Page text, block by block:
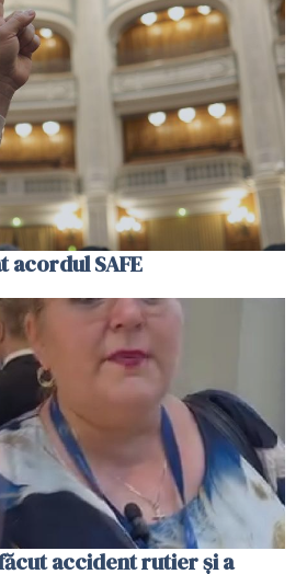
acordul SAFE
accident rutier și a